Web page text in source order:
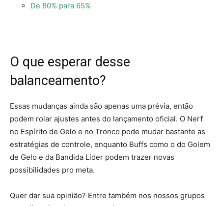
De 80% para 65%
O que esperar desse
balanceamento?
Essas mudanças ainda são apenas uma prévia, então
podem rolar ajustes antes do lançamento oficial. O Nerf
no Espírito de Gelo e no Tronco pode mudar bastante as
estratégias de controle, enquanto Buffs como o do Golem
de Gelo e da Bandida Líder podem trazer novas
possibilidades pro meta.
Quer dar sua opinião? Entre também nos nossos grupos